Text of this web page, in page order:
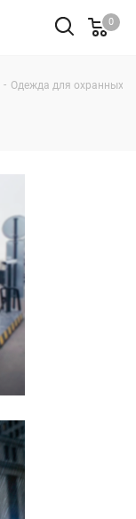
0
- Одежда для охранных